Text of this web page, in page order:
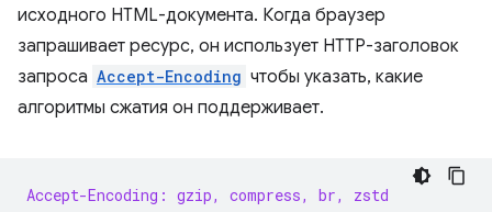
исходного HTML-документа. Когда браузер
запрашивает ресурс, он использует HTTP-заголовок
запроса Accept-Encoding чтобы указать, какие
алгоритмы сжатия он поддерживает.
Accept-Encoding: gzip, compress, br, zstd